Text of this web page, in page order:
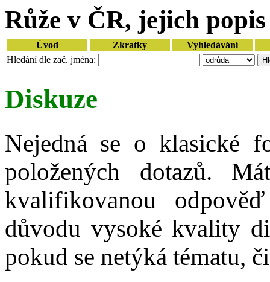
Růže v ČR, jejich
Úvod Zkratky
Vyhledávání
Hledání dle zač. jména:
Diskuze
Nejedná se o klasické
položených dotazů.
kvalifikovanou
důvodu vysoké kvality
pokud se netýká tématu,